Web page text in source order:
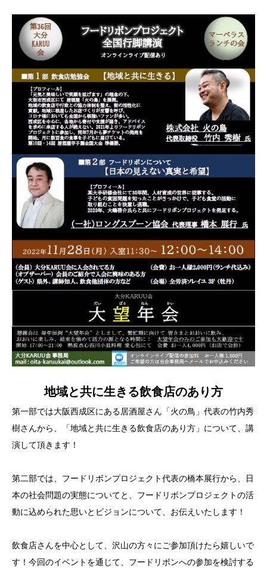
地域と共に生きる飲食店のあり方
第一部では大阪西成区にある居酒屋さん「火の鳥」代表の竹内秀
樹さんから、「地域と共に生きる飲食店のあり方」について、講
演して頂きます！
第二部では、フードリボンプロジェクト代表の橋本展行から、日
本の社会問題の実態についてと、フードリボンプロジェクトの活
動に込められた思いとビジョンについて、お伝えいたします！
飲食店さんを中心として、沢山の方々にご参加頂けたら嬉しいで
す！今回のイベントを通じて、フードリボンへの参加を検討する